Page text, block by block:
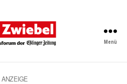
Vereinsforum
Menü
ANZEIGE